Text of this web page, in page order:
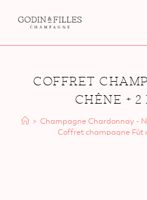
Coffret
Chêne +
> Champagne Chardonnay -
Coffret champagne Fût